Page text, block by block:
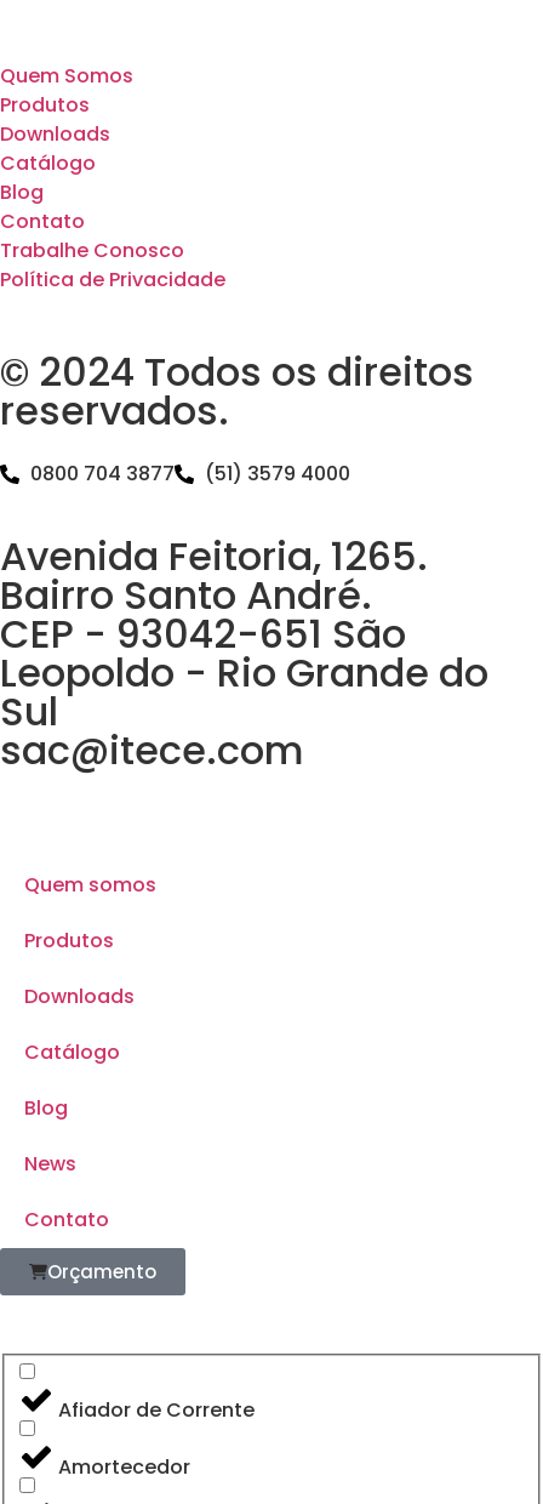
Quem Somos
Produtos
Downloads
Catálogo
Blog
Contato
Trabalhe Conosco
Política de Privacidade
© 2024 Todos os direitos
reservados.
0800 704 3877 (51) 3579 4000
Avenida Feitoria, 1265.
Bairro Santo André.
CEP - 93042-651 São
Leopoldo - Rio Grande do
Sul
sac@itece.com
Quem somos
Produtos
Downloads
Catálogo
Blog
News
Contato
Orçamento
Afiador de Corrente
Amortecedor